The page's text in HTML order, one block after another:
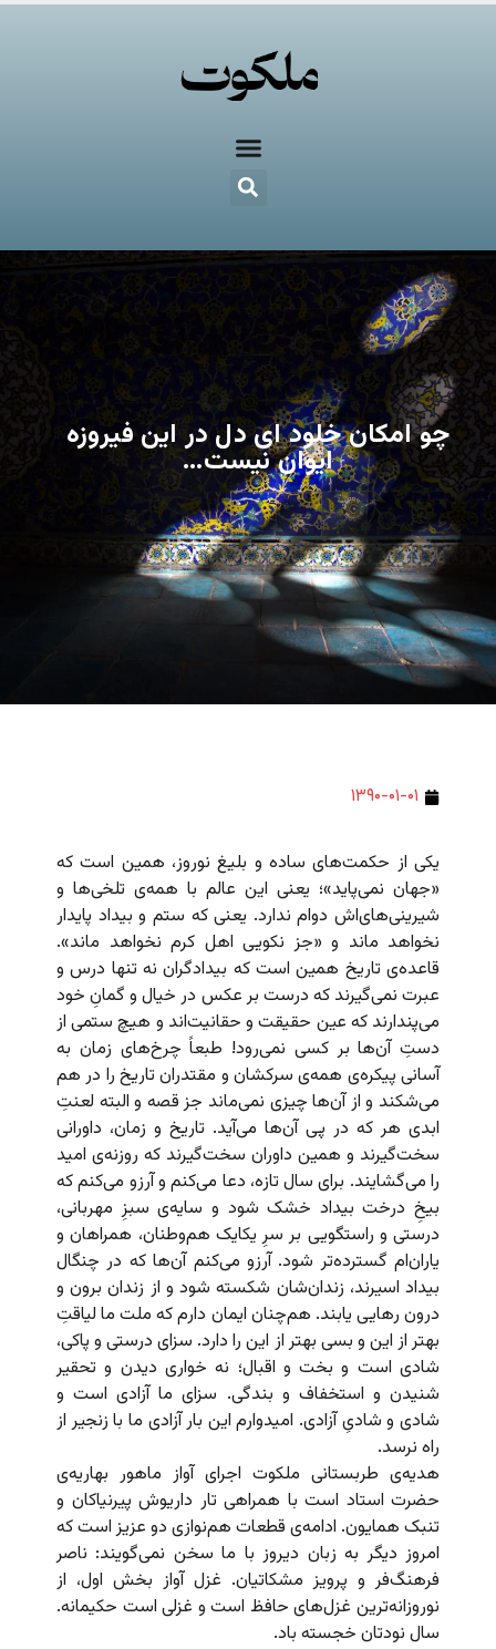
چو امکان خلود ای دل در این فیروزه‌
ایوان نیست…
۱۳۹۰-۰۱-۰۱
یکی از حکمت‌های ساده و بلیغ نوروز، همین است که
«جهان نمی‌پاید»؛ یعنی این عالم با همه‌ی تلخی‌ها و
شیرینی‌های‌اش دوام ندارد. یعنی که ستم و بیداد پایدار
نخواهد ماند و «جز نکویی اهل کرم نخواهد ماند».
قاعده‌ی تاریخ همین است که بیدادگران نه تنها درس و
عبرت نمی‌گیرند که درست بر عکس در خیال و گمانِ خود
می‌پندارند که عین حقیقت و حقانیت‌اند و هیچ ستمی از
دستِ آن‌ها بر کسی نمی‌رود! طبعاً چرخ‌های زمان به
آسانی پیکره‌ی همه‌ی سرکشان و مقتدران تاریخ را در هم
می‌شکند و از آن‌ها چیزی نمی‌ماند جز قصه و البته لعنتِ
ابدی هر که در پی آن‌ها می‌آید. تاریخ و زمان، داورانی
سخت‌گیرند و همین داوران سخت‌گیرند که روزنه‌ی امید
را می‌گشایند. برای سال تازه، دعا می‌کنم و آرزو می‌کنم که
بیخِ درخت بیداد خشک شود و سایه‌ی سبزِ مهربانی،
درستی و راستگویی بر سرِ یکایک هم‌وطنان، همراهان و
یاران‌ام گسترده‌تر شود. آرزو می‌کنم آن‌ها که در چنگال
بیداد اسیرند، زندان‌شان شکسته شود و از زندان برون و
درون رهایی یابند. هم‌چنان ایمان دارم که ملت ما لیاقتِ
بهتر از این و بسی بهتر از این را دارد. سزای درستی و پاکی،
شادی است و بخت و اقبال؛ نه خواری دیدن و تحقیر
شنیدن و استخفاف و بندگی. سزای ما آزادی است و
شادی و شادیِ آزادی. امیدوارم این بار آزادی ما با زنجیر از
راه نرسد.
هدیه‌ی طربستانی ملکوت اجرای آواز ماهور بهاریه‌ی
حضرت استاد است با همراهی تار داریوش پیرنیاکان و
تنبک همایون. ادامه‌‌ی قطعات هم‌نوازی دو عزیز است که
امروز دیگر به زبان دیروز با ما سخن نمی‌گویند: ناصر
فرهنگ‌فر و پرویز مشکاتیان. غزل آواز بخش اول، از
نوروزانه‌ترین غزل‌های حافظ است و غزلی است حکیمانه.
سال نودتان خجسته باد.